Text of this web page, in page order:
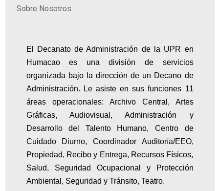
Sobre Nosotros
El Decanato de Administración de la UPR en
Humacao es una división de servicios
organizada bajo la dirección de un Decano de
Administración. Le asiste en sus funciones 11
áreas operacionales: Archivo Central, Artes
Gráficas, Audiovisual, Administración y
Desarrollo del Talento Humano, Centro de
Cuidado Diurno, Coordinador Auditoría/EEO,
Propiedad, Recibo y Entrega, Recursos Físicos,
Salud, Seguridad Ocupacional y Protección
Ambiental, Seguridad y Tránsito, Teatro.